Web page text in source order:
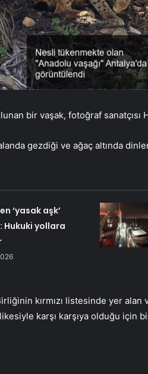
bir vaşak, fotoğraf sanatçısı
gezdiği ve ağaç altında
‘yasak aşk’
Hukuki yollara
kırmızı listesinde yer alan
karşı karşıya olduğu için